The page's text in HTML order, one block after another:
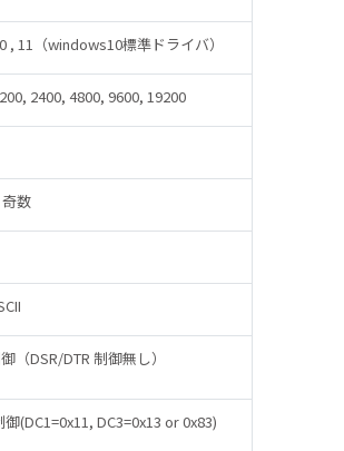
, 11（windows10標準ドライバ）
2400, 4800, 9600, 19200
数
（DSR/DTR 制御無し）
御(DC1=0x11, DC3=0x13 or 0x83)